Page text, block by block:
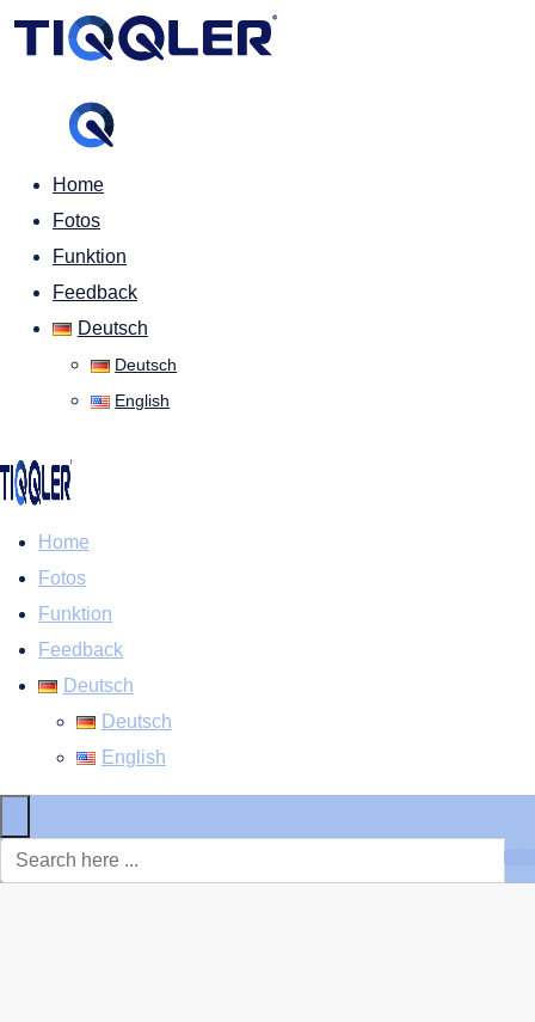
Home
Fotos
Funktion
Feedback
Deutsch
Deutsch
English
Home
Fotos
Funktion
Feedback
Deutsch
Deutsch
English